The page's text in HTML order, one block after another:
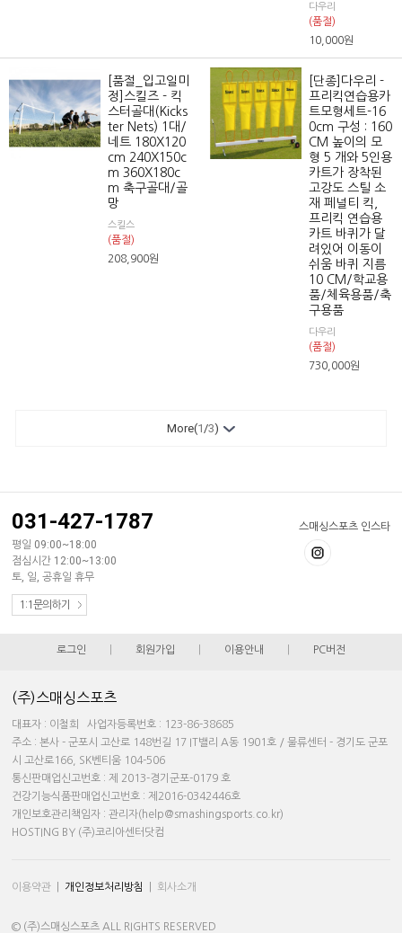
다우리
(품절)
10,000원
[품절_입고일미
정]스킬즈 - 킥
스터골대(Kicks
ter Nets) 1대/
네트 180X120
cm 240X150c
m 360X180c
m 축구골대/골
망
스킬스
(품절)
208,900원
[단종]다우리 -
프리킥연습용카
트모형세트-16
0cm 구성 : 160
CM 높이의 모
형 5 개와 5인용
카트가 장착된
고강도 스틸 소
재 페널티 킥,
프리킥 연습용
카트 바퀴가 달
려있어 이동이
쉬움 바퀴 지름
10 CM/학교용
품/체육용품/축
구용품
다우리
(품절)
730,000원
More(1 /3)
스매싱스포츠 인스타
031-427-1787
평일 09:00~18:00
점심시간 12:00~13:00
토, 일, 공휴일 휴무
1:1문의하기
로그인 회원가입 이용안내 PC버전
(주)스매싱스포츠
대표자 : 이철희 사업자등록번호 : 123-86-38685
주소 : 본사 - 군포시 고산로 148번길 17 IT밸리 A동 1901호 / 물류센터 - 경기도 군포
시 고산로166, SK벤티움 104-506
통신판매업신고번호 : 제 2013-경기군포-0179 호
건강기능식품판매업신고번호 : 제2016-0342446호
개인보호관리책임자 : 관리자(help@smashingsports.co.kr)
HOSTING BY (주)코리아센터닷컴
이용약관 개인정보처리방침 회사소개
© (주)스매싱스포츠 ALL RIGHTS RESERVED